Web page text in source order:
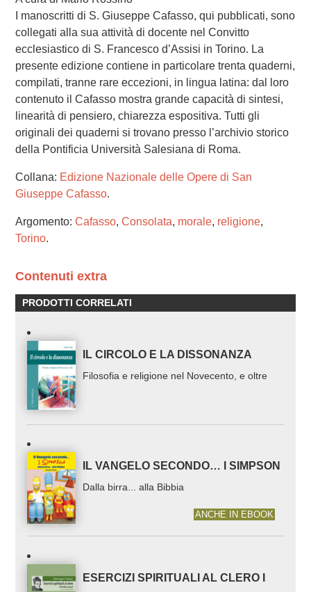
I manoscritti di S. Giuseppe Cafasso, qui pubblicati, sono
collegati alla sua attività di docente nel Convitto
ecclesiastico di S. Francesco d’Assisi in Torino. La
presente edizione contiene in particolare trenta quaderni,
compilati, tranne rare eccezioni, in lingua latina: dal loro
contenuto il Cafasso mostra grande capacità di sintesi,
linearità di pensiero, chiarezza espositiva. Tutti gli
originali dei quaderni si trovano presso l’archivio storico
della Pontificia Università Salesiana di Roma.
Collana: Edizione Nazionale delle Opere di San
Giuseppe Cafasso.
Argomento: Cafasso, Consolata, morale, religione,
Torino.
Contenuti extra
PRODOTTI CORRELATI
IL CIRCOLO E LA DISSONANZA
Filosofia e religione nel Novecento, e oltre
IL VANGELO SECONDO… I SIMPSON
Dalla birra... alla Bibbia
ANCHE IN EBOOK
ESERCIZI SPIRITUALI AL CLERO I